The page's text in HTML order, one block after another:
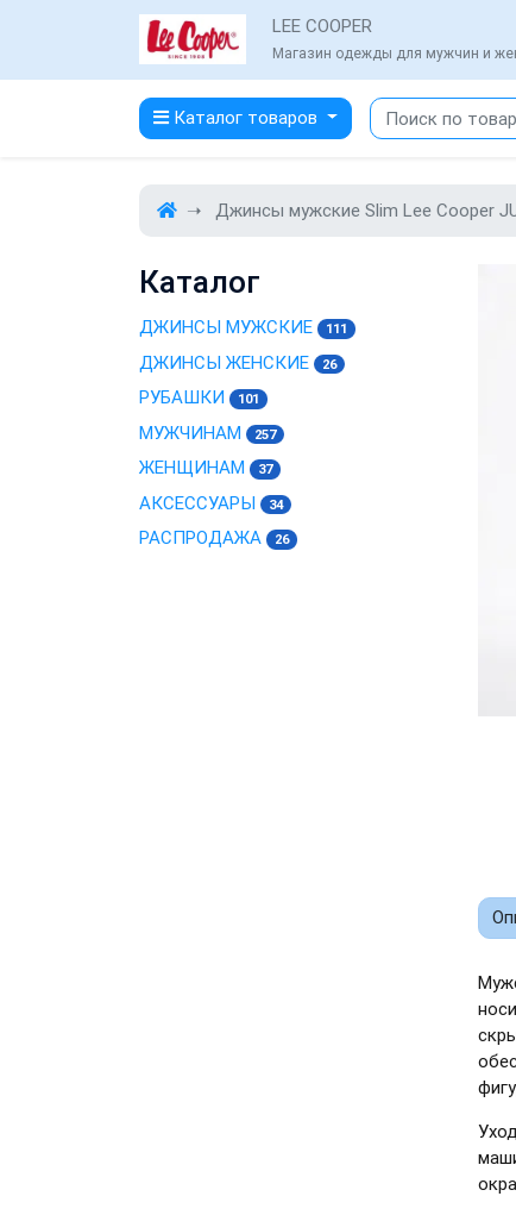
LEE COOPER
Магазин одежды для мужчин и
Каталог товаров
Джинсы мужские Slim Lee Cooper
Каталог
ДЖИНСЫ МУЖСКИЕ 111
ДЖИНСЫ ЖЕНСКИЕ 26
РУБАШКИ 101
МУЖЧИНАМ 257
ЖЕНЩИНАМ 37
АКСЕССУАРЫ 34
РАСПРОДАЖА 26